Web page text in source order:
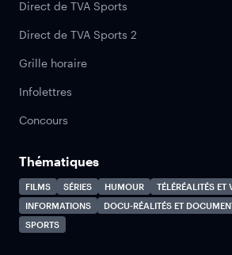
Direct de TVA Sports
Direct de TVA Sports 2
Grille horaire
Infolettres
Concours
Thématiques
FILMS SÉRIES HUMOUR
TÉLÉRÉALITÉS ET
INFORMATIONS
DOCU-RÉALITÉS ET
SPORTS